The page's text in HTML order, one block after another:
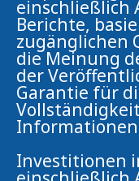
einschließlich
Berichte,
zugänglichen
die Meinung
der
Garantie für
Investitionen